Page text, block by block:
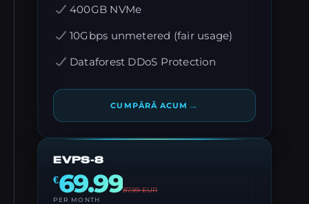
400GB NVMe
10Gbps unmetered (fair usage)
Dataforest DDoS Protection
CUMPĂRĂ ACUM →
EVPS-8
€69.9987.99EUR
PER MONTH